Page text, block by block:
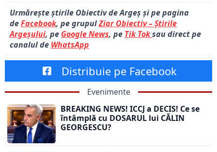
Urmărește știrile Obiectiv de Argeș și pe pagina
deFacebook, pe grupulZiar Obiectiv – Știrile
Argeșului, pe Google News, pe Tik Toksau direct pe
canalul de WhatsApp
Distribuie pe Facebook
Evenimente
BREAKING NEWS! ICCJ a DECIS! Ce se
întâmplă cu DOSARUL lui CĂLIN
GEORGESCU?